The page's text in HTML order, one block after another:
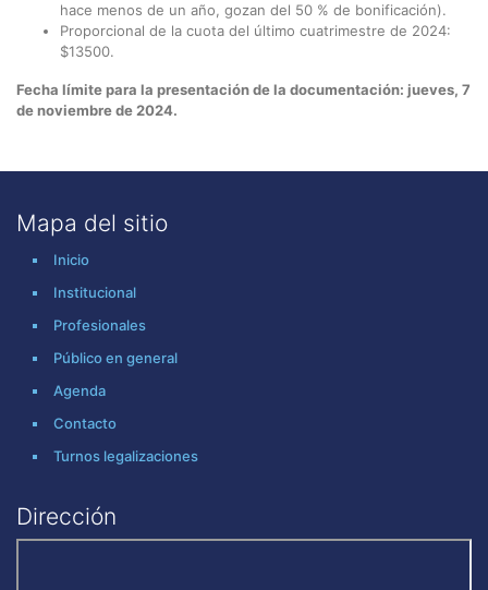
hace menos de un año, gozan del 50 % de bonificación).
Proporcional de la cuota del último cuatrimestre de 2024:
$13500.
Fecha límite para la presentación de la documentación: jueves, 7
de noviembre de 2024.
Mapa del sitio
Inicio
Institucional
Profesionales
Público en general
Agenda
Contacto
Turnos legalizaciones
Dirección